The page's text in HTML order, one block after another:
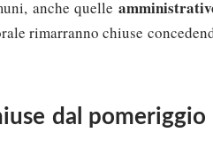
anche quelle
rimarranno chiuse
dal pomeriggio